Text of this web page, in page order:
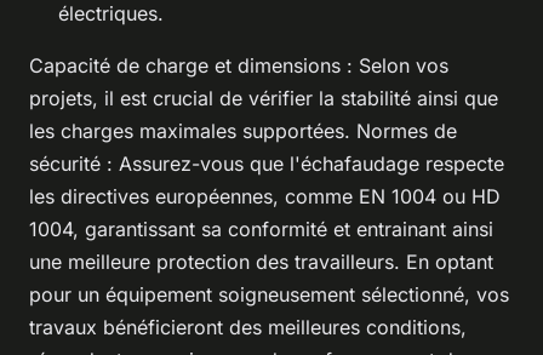
électriques.
Capacité de charge et dimensions : Selon vos
projets, il est crucial de vérifier la stabilité ainsi que
les charges maximales supportées. Normes de
sécurité : Assurez-vous que l'échafaudage respecte
les directives européennes, comme EN 1004 ou HD
1004, garantissant sa conformité et entrainant ainsi
une meilleure protection des travailleurs. En optant
pour un équipement soigneusement sélectionné, vos
travaux bénéficieront des meilleures conditions,